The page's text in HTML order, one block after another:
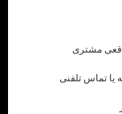
مشتری
یا تماس تلفنی